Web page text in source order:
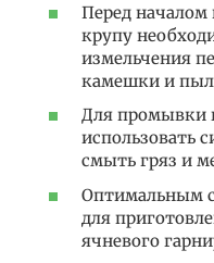
Перед началом
крупу
измельчения
камешки и
Для промывки
использовать
смыть гряз и
Оптимальным
для
ячневого